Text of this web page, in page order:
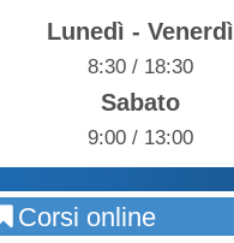
Lunedì - Venerdì
8:30 / 18:30
Sabato
9:00 / 13:00
Corsi online